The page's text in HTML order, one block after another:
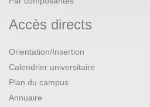
Accès directs
Orientation/Insertion
Calendrier universitaire
Plan du campus
Annuaire